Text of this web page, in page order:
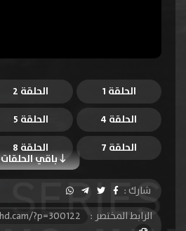
الحلقة 1 الحلقة 2
الحلقة 4
الحلقة 5
باقي
الحلقة 7 الحلقة 8
شارك :
الرابط المختصر :
?p=300122